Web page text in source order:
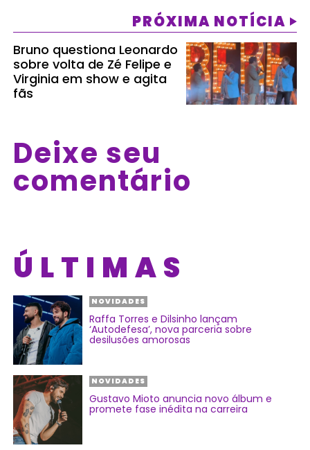
PRÓXIMA NOTÍCIA
Bruno questiona Leonardo
sobre volta de Zé Felipe e
Virginia em show e agita
fãs
Deixe seu
comentário
ÚLTIMAS
NOVIDADES
Raffa Torres e Dilsinho lançam
‘Autodefesa’, nova parceria sobre
desilusões amorosas
NOVIDADES
Gustavo Mioto anuncia novo álbum e
promete fase inédita na carreira